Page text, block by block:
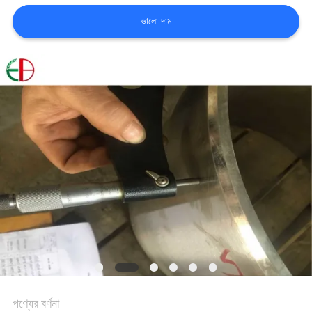
খবর
উদ্ধৃতির
জন্য
আবেদন
ম্যাপ
গোপনীয়তা
নীতি
ভালো দাম
পণ্যের বর্ণনা